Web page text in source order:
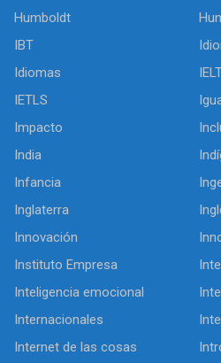
Humboldt
IBT
Idiomas
IETLS
Impacto
India
Infancia
Inglaterra
Innovación
Instituto Empresa
Inteligencia emocional
Internacionales
Internet de las cosas